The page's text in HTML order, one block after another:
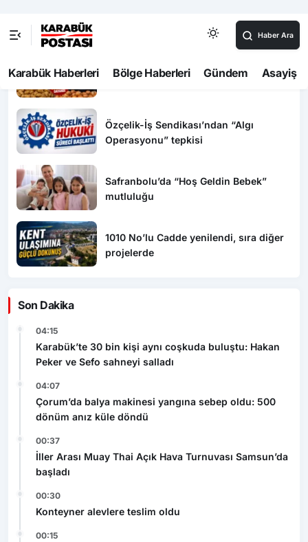
Girişiminde Bulunan FETÖ’cü 10 Yıl
VATANDAŞIN SON SIĞINAĞI DA
ZAMLANDI!
Özçelik-İş Sendikası’ndan “Algı
Operasyonu” tepkisi
Safranbolu’da “Hoş Geldin Bebek”
mutluluğu
1010 No’lu Cadde yenilendi, sıra diğer
projelerde
Son Dakika
04:15
Karabük’te 30 bin kişi aynı coşkuda buluştu: Hakan
Peker ve Sefo sahneyi salladı
04:07
Çorum’da balya makinesi yangına sebep oldu: 500
dönüm anız küle döndü
00:37
İller Arası Muay Thai Açık Hava Turnuvası Samsun’da
başladı
00:30
Konteyner alevlere teslim oldu
00:15